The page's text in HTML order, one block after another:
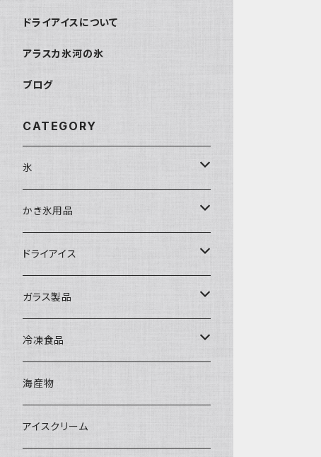
ドライアイスについて
アラスカ氷河の氷
ブログ
CATEGORY
氷
富士天然水の氷
丸氷
直径70mm
直径65mm
角氷
砕氷
氷河の氷
氷アイテム
かき氷用品
かき氷シロップ
無果汁1.8Lパック
無果汁1Lパック
かき氷機・かき氷器
かき氷カップ
発泡スチロール無地-使い捨て
発泡スチロールプリント柄
かき氷スプーン・スプーンストロー
プラスチック・スプーン
コンデンスミルク・練乳・あんこ
ドライアイス
ドライアイス3ｋｇ
ドライアイス4ｋｇ
ドライアイス5ｋｇ
ドライアイス8ｋｇ
ガラス製品
オンザロック・グラス
ビール・グラス
タンブラー
冷凍食品
肉まん・あんまん
パスタ・スパゲッティ
海産物
アイスクリーム